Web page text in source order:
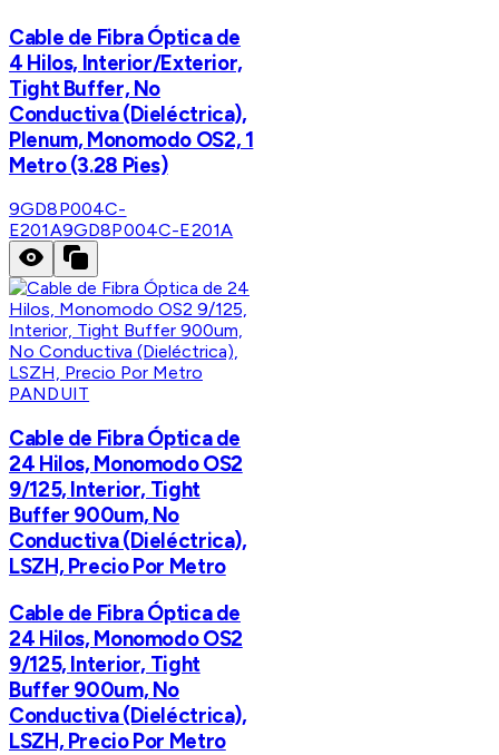
Cable de Fibra Óptica de
4 Hilos, Interior/Exterior,
Tight Buffer, No
Conductiva (Dieléctrica),
Plenum, Monomodo OS2, 1
Metro (3.28 Pies)
9GD8P004C-
E201A9GD8P004C-E201A
PANDUIT
Cable de Fibra Óptica de
24 Hilos, Monomodo OS2
9/125, Interior, Tight
Buffer 900um, No
Conductiva (Dieléctrica),
LSZH, Precio Por Metro
Cable de Fibra Óptica de
24 Hilos, Monomodo OS2
9/125, Interior, Tight
Buffer 900um, No
Conductiva (Dieléctrica),
LSZH, Precio Por Metro